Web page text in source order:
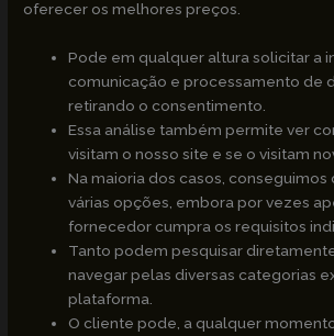
oferecer os melhores preços.
Pode em qualquer altura solicitar a
comunicação e processamento de
retirando o consentimento.
Essa análise também permite ver
visitam o nosso site e se o visitam
Na maioria dos casos, conseguimos
várias opções, embora por vezes
fornecedor cumpra os requisitos
Tanto podem pesquisar
navegar pelas diversas categorias
plataforma.
O cliente pode, a qualquer